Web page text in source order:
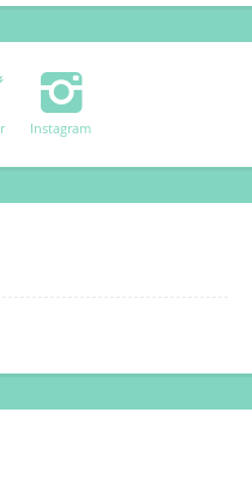
Instagram